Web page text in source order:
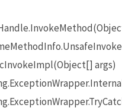
args)